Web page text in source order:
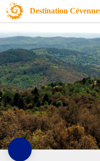
Destination
Le Mauripe
Vue